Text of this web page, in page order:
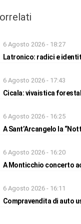
6 Agosto 2026 - 18:27
Latronico: radici e
6 Agosto 2026 - 17:43
Cicala: vivaistica
6 Agosto 2026 - 16:25
A Sant’Arcangelo la
6 Agosto 2026 - 16:20
A Monticchio concerto
6 Agosto 2026 - 16:11
Compravendita di auto